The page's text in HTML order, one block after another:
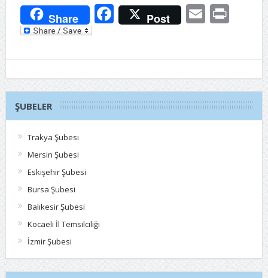
Share Facebook
Post Email
ŞUBELER
Trakya Şubesi
Mersin Şubesi
Eskişehir Şubesi
Bursa Şubesi
Balıkesir Şubesi
Kocaeli İl Temsilciliği
İzmir Şubesi